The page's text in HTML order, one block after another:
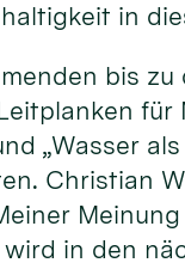
in
bis
„Wasser
Christian
in den